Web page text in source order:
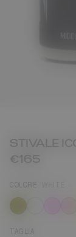
STIVALE
€165
COLORE
TAGLIA